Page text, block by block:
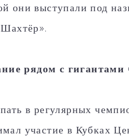
они выступали под
рядом с
в регулярных
участие в Кубках